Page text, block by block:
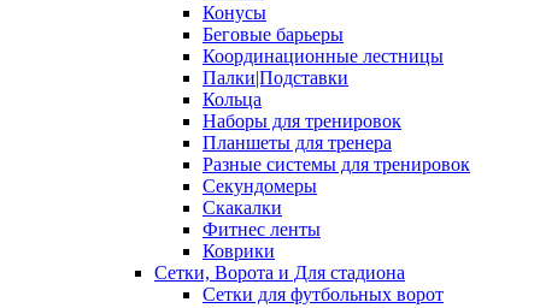
Конусы
Беговые барьеры
Координационные лестницы
Палки|Подставки
Кольца
Наборы для тренировок
Планшеты для тренера
Разные системы для тренировок
Секундомеры
Скакалки
Фитнес ленты
Коврики
Сетки, Ворота и Для стадиона
Сетки для футбольных ворот